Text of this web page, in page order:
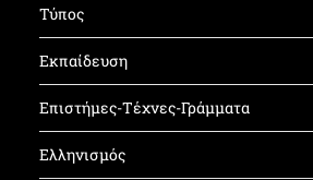
Τύπος
Εκπαίδευση
Επιστήμες-Τέχνες-Γράμματα
Ελληνισμός